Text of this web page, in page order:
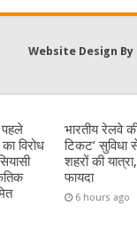
ai at
s
p
p
Website Design By
पहले
विरोध
भारतीय रेलवे
टिकट’
शहरों की
फायदा
6 hours ago